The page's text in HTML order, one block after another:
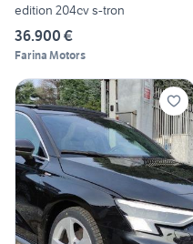
edition 204cv s-tron
36.900 €
Farina Motors